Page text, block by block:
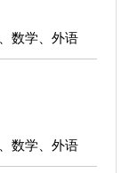
数学、外语
数学、外语